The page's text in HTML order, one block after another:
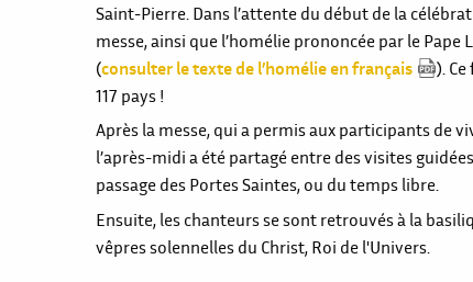
Saint-Pierre. Dans l’attente du début de la
messe, ainsi que l’homélie prononcée par le Pape
(consulter le texte de l’homélie en français
).
117 pays !
Après la messe, qui a permis aux participants de
l’après-midi a été partagé entre des visites
passage des Portes Saintes, ou du temps libre.
Ensuite, les chanteurs se sont retrouvés à la
vêpres solennelles du Christ, Roi de l'Univers.